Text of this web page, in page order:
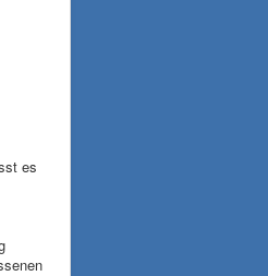
es